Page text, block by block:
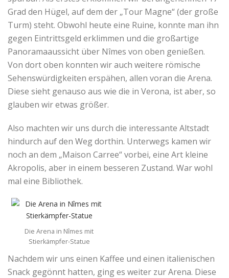
Grad den Hügel, auf dem der „Tour Magne“ (der große
Turm) steht. Obwohl heute eine Ruine, konnte man ihn
gegen Eintrittsgeld erklimmen und die großartige
Panoramaaussicht über Nîmes von oben genießen.
Von dort oben konnten wir auch weitere römische
Sehenswürdigkeiten erspähen, allen voran die Arena.
Diese sieht genauso aus wie die in Verona, ist aber, so
glauben wir etwas größer.
Also machten wir uns durch die interessante Altstadt
hindurch auf den Weg dorthin. Unterwegs kamen wir
noch an dem „Maison Carree“ vorbei, eine Art kleine
Akropolis, aber in einem besseren Zustand. War wohl
mal eine Bibliothek.
Die Arena in Nîmes mit
Stierkämpfer-Statue
Nachdem wir uns einen Kaffee und einen italienischen
Snack gegönnt hatten, ging es weiter zur Arena. Diese